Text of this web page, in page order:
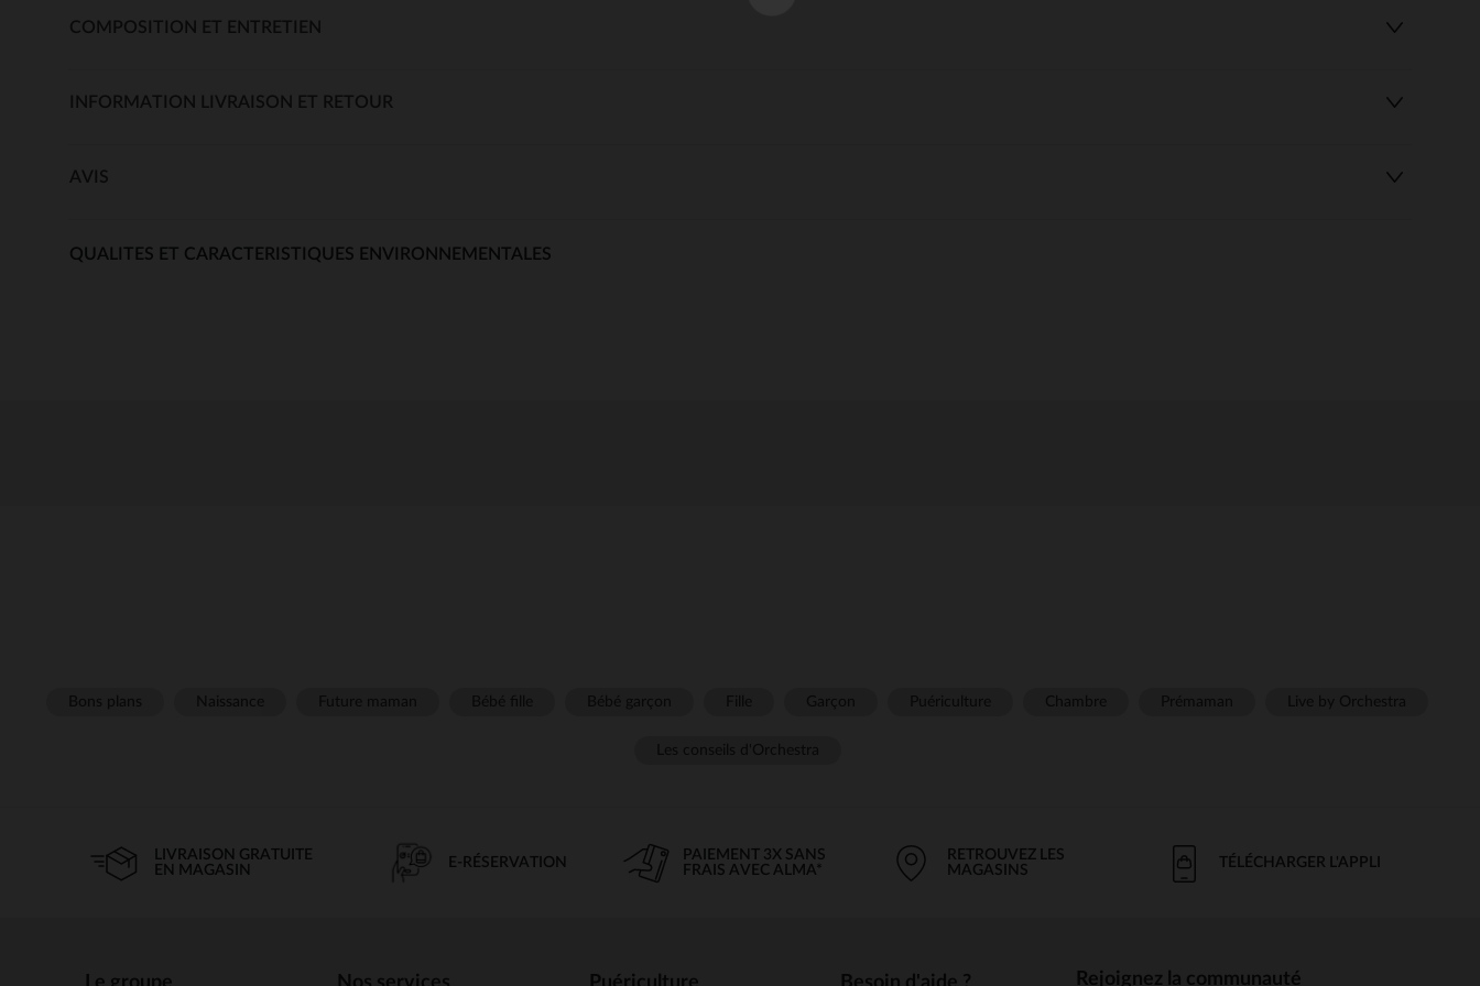
COMPOSITION ET ENTRETIEN
INFORMATION LIVRAISON ET RETOUR
AVIS
QUALITES ET CARACTERISTIQUES ENVIRONNEMENTALES
LIVRAISON GRATUITE
EN MAGASIN
E-RÉSERVATION
PAIEMENT 3X SANS
FRAIS AVEC ALMA*
RETROUVEZ LES
MAGASINS
TÉLÉCHARGER L'APPLI
Rejoignez la communauté